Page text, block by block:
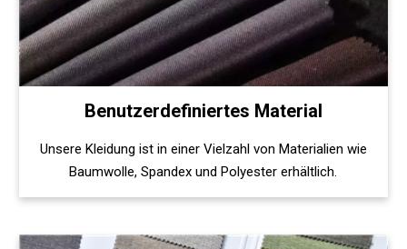
Benutzerdefiniertes Material
Unsere Kleidung ist in einer Vielzahl von Materialien wie
Baumwolle, Spandex und Polyester erhältlich.